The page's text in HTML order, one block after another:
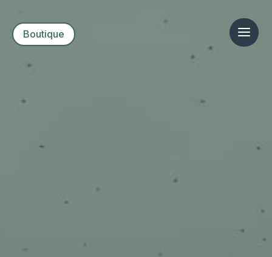
Boutique